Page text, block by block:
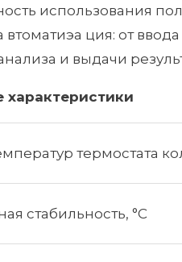
использования
втоматиэа ция: от
и выдачи
характеристики
термостата
стабильность, °С